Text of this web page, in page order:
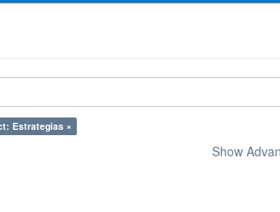
Estrategias ×
Show